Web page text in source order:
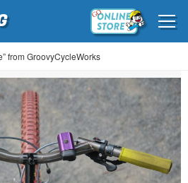
from GroovyCycleWorks